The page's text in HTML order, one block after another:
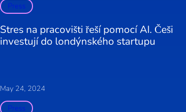
Press
Stres na pracovišti řeší pomocí AI. Češi
investují do londýnského startupu
May 24, 2024
Press